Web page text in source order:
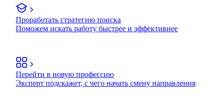
Проработать стратегию поиска
Поможем искать работу быстрее и эффективнее
Перейти в новую профессию
Эксперт подскажет, с чего начать смену направления